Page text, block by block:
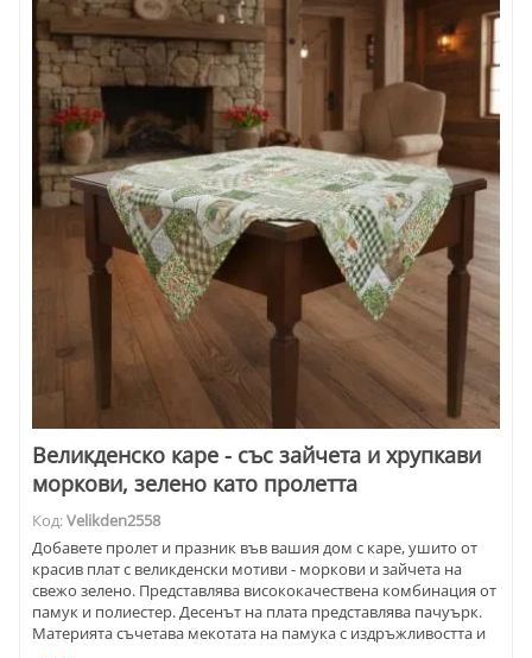
Великденско каре - със зайчета и хрупкави
моркови, зелено като пролетта
Код:Velikden2558
Добавете пролет и празник във вашия дом с каре, ушито от
красив плат с великденски мотиви - моркови и зайчета на
свежо зелено. Представлява висококачествена комбинация от
памук и полиестер. Десенът на плата представлява пачуърк.
Материята съчетава мекотата на памука с издръжливостта и